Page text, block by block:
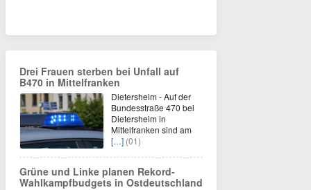
Drei Frauen sterben bei Unfall auf
B470 in Mittelfranken
Dietersheim - Auf der
Bundesstraße 470 bei
Dietersheim in
Mittelfranken sind am
[…] (01)
Grüne und Linke planen Rekord-
Wahlkampfbudgets in Ostdeutschland